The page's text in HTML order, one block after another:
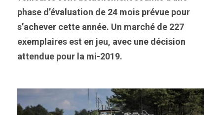
phase d’évaluation de 24 mois prévue pour
s’achever cette année. Un marché de 227
exemplaires est en jeu, avec une décision
attendue pour la mi-2019.